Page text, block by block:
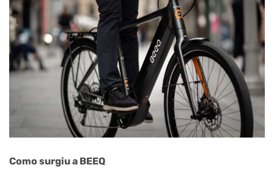
Como surgiu a BEEQ